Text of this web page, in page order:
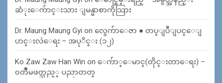
ဆံုးေက်ာင္းသား ျမန္မာစာကိုသြား
Dr. Maung Maung Gyi on လွေက်ာေဇာ ● တပ္ျပဳျပင္ေျ
ပာင္းလဲေရး – အပုိင္း (၁၂)
Ko Zaw Zaw Han Win on ေက်ာ္ေမာင္(တိုင္းတာေရး) –
၀တၳဳမဖတ္သည့္ ပညာတတ္